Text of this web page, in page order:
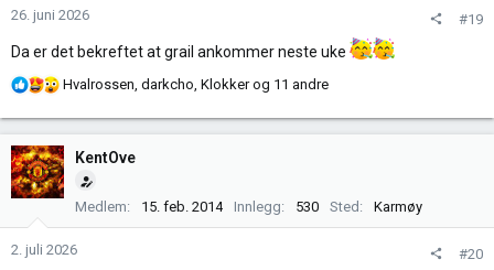
e
r
26. juni 2026 #19
Da er det bekreftet at grail ankommer neste uke
R
k
s
j
e
Hvalrossen, darkcho, Klokkerog 11 andre
KentOve
Medlem 15. feb. 2014 Innlegg 530 Sted Karmøy
2. juli 2026 #20